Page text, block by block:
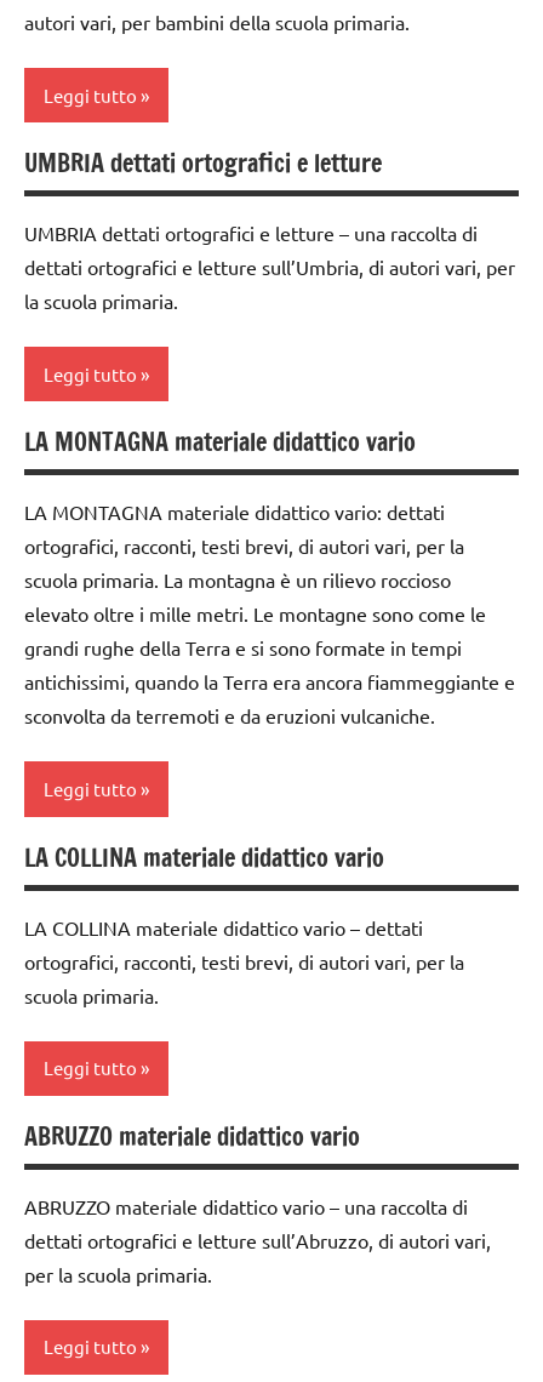
ARTICOLI
Italia
LINGUAGGIO
TUTTI GLI
PER ETA'
TUTTI GLI
5a
anni
geografia
dettati
GEOGRAFIA
TUTTI GLI
ARGOMENTI
PER ETA'
autori vari, per bambini della scuola primaria.
Leggi tutto
classe
3a
classe
4a
5a
anni
geografia
dettati
GEOGRAFIA
Italia
TUTTI GLI
ARGOMENTI
PER ETA'
TUTTI GLI
ARTICOLI
UMBRIA dettati ortografici e letture
UMBRIA dettati ortografici e letture – una raccolta di
dettati ortografici e letture sull’Umbria, di autori vari, per
la scuola primaria.
Leggi tutto
classe
4a
classe
5a
6
anni
geografia
ortografici
GEOGRAFIA
Italia
LINGUAGGIO
TUTTI GLI
PER ETA'
TUTTI GLI
ARTICOLI
LA MONTAGNA materiale didattico vario
LA MONTAGNA materiale didattico vario: dettati
ortografici, racconti, testi brevi, di autori vari, per la
scuola primaria. La montagna è un rilievo roccioso
elevato oltre i mille metri. Le montagne sono come le
grandi rughe della Terra e si sono formate in tempi
antichissimi, quando la Terra era ancora fiammeggiante e
sconvolta da terremoti e da eruzioni vulcaniche.
Leggi tutto
ambienti
naturali
classe
3a
6
anni
geografia
ortografici
GEOGRAFIA
TUTTI GLI
LA COLLINA materiale didattico vario
LA COLLINA materiale didattico vario – dettati
ortografici, racconti, testi brevi, di autori vari, per la
scuola primaria.
Leggi tutto
ambienti
naturali
classe
3a
6
anni
ABRUZZO materiale didattico vario
ABRUZZO materiale didattico vario – una raccolta di
dettati ortografici e letture sull’Abruzzo, di autori vari,
per la scuola primaria.
Leggi tutto